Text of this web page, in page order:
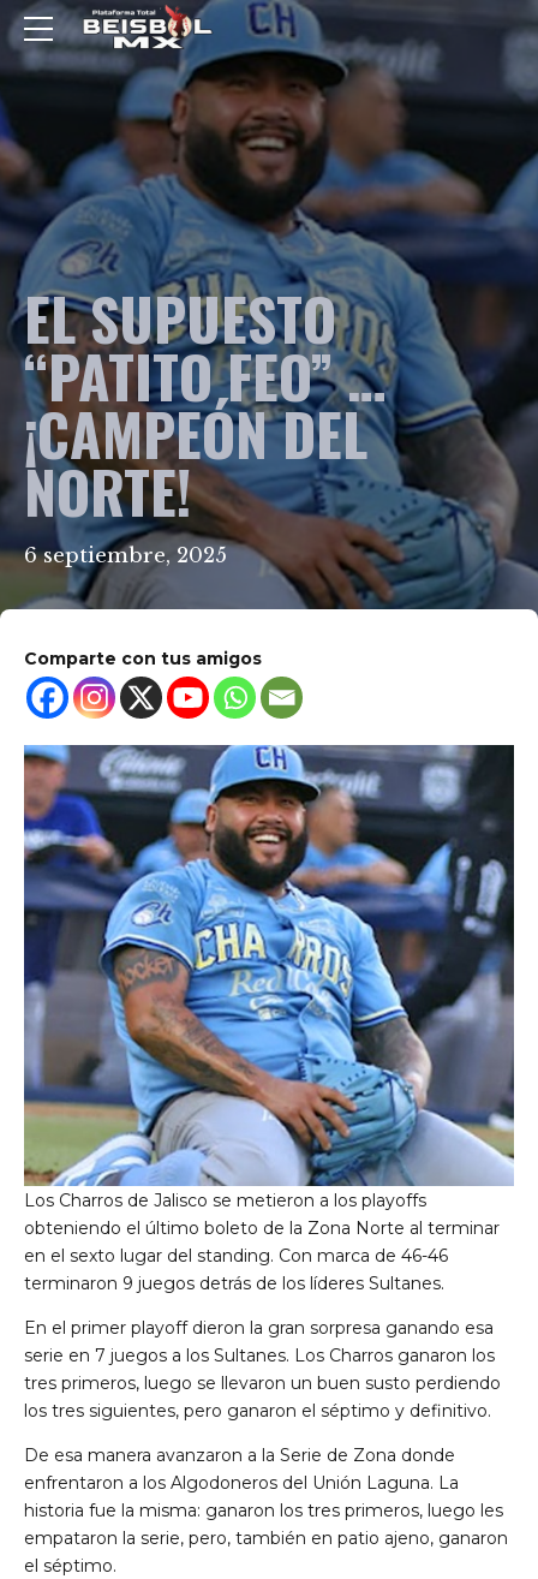
EL SUPUESTO
“PATITO FEO” …
¡CAMPEÓN DEL
NORTE!
6 septiembre, 2025
Comparte con tus amigos
Los Charros de Jalisco se metieron a los playoffs
obteniendo el último boleto de la Zona Norte al terminar
en el sexto lugar del standing. Con marca de 46-46
terminaron 9 juegos detrás de los líderes Sultanes.
En el primer playoff dieron la gran sorpresa ganando esa
serie en 7 juegos a los Sultanes. Los Charros ganaron los
tres primeros, luego se llevaron un buen susto perdiendo
los tres siguientes, pero ganaron el séptimo y definitivo.
De esa manera avanzaron a la Serie de Zona donde
enfrentaron a los Algodoneros del Unión Laguna. La
historia fue la misma: ganaron los tres primeros, luego les
empataron la serie, pero, también en patio ajeno, ganaron
el séptimo.